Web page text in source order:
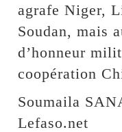
agrafe Niger,
Soudan, mais
d’honneur
coopération
Soumaila
Lefaso.net